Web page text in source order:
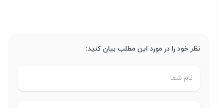
نظر خود را در مورد این مطلب بیان کنید: